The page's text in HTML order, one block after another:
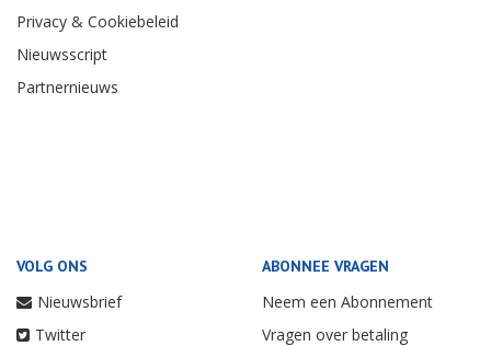
Privacy & Cookiebeleid
Nieuwsscript
Partnernieuws
VOLG ONS
Nieuwsbrief
Twitter
ABONNEE VRAGEN
Neem een Abonnement
Vragen over betaling